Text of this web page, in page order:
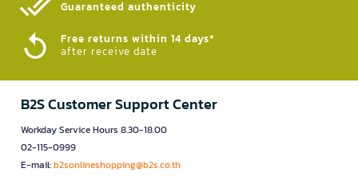
Guaranteed authenticity​
Free returns within 14 days*
after receive date
B2S Customer Support Center
Workday Service Hours 8.30-18.00
02-115-0999
E-mail:b2sonlineshopping@b2s.co.th